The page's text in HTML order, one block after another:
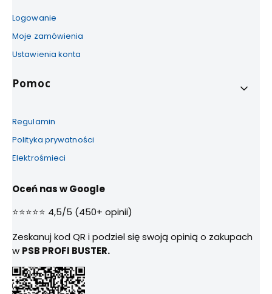
Logowanie
Moje zamówienia
Ustawienia konta
Pomoc
Regulamin
Polityka prywatności
Elektrośmieci
Oceń nas w Google
⭐⭐⭐⭐⭐ 4,5/5 (450+ opinii)
Zeskanuj kod QR i podziel się swoją opinią o zakupach
w PSB PROFI BUSTER.